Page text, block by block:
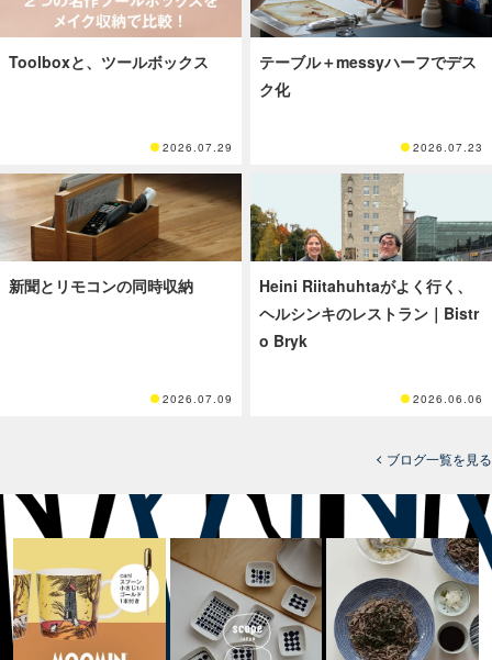
Toolboxと、ツールボックス
2026.07.29
テーブル＋messyハーフでデス
ク化
2026.07.23
新聞とリモコンの同時収納
2026.07.09
Heini Riitahuhtaがよく行く、
ヘルシンキのレストラン｜Bistr
o Bryk
2026.06.06
ブログ一覧を見る